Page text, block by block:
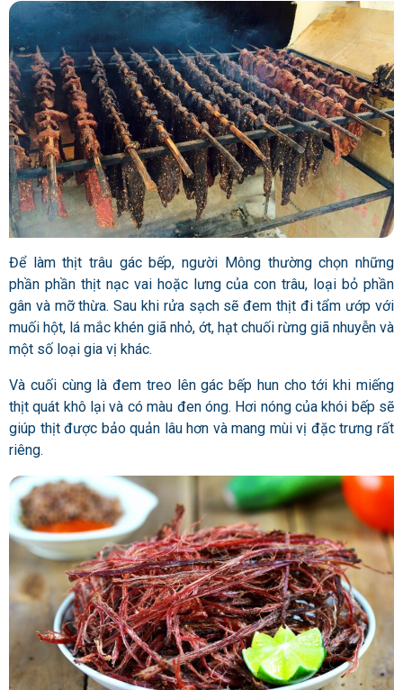
Để làm thịt trâu gác bếp, người Mông thường chọn những
phần phần thịt nạc vai hoặc lưng của con trâu, loại bỏ phần
gân và mỡ thừa. Sau khi rửa sạch sẽ đem thịt đi tẩm ướp với
muối hột, lá mắc khén giã nhỏ, ớt, hạt chuối rừng giã nhuyễn và
một số loại gia vị khác.
Và cuối cùng là đem treo lên gác bếp hun cho tới khi miếng
thịt quát khô lại và có màu đen óng. Hơi nóng của khói bếp sẽ
giúp thịt được bảo quản lâu hơn và mang mùi vị đặc trưng rất
riêng.